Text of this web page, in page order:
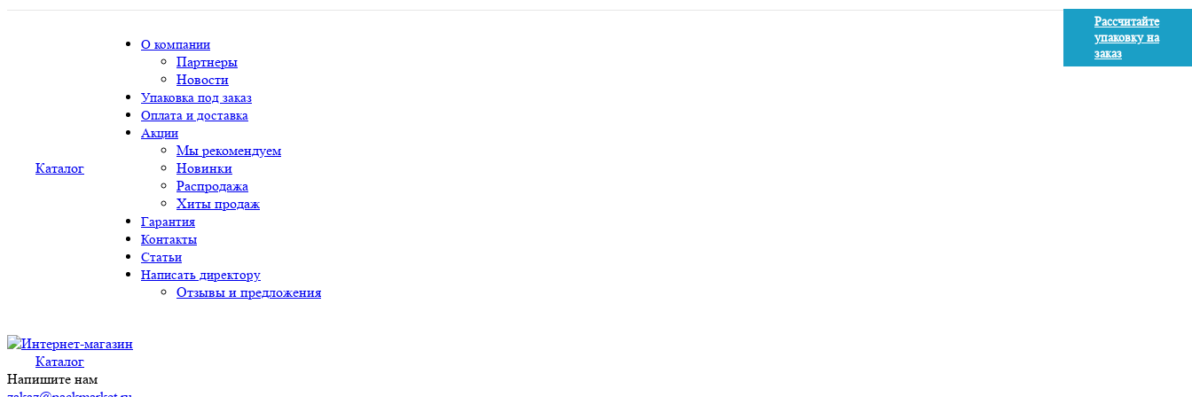
Каталог
О компании
Партнеры
Новости
Упаковка под заказ
Оплата и доставка
Акции
Мы рекомендуем
Новинки
Распродажа
Хиты продаж
Гарантия
Контакты
Статьи
Написать директору
Отзывы и предложения
Каталог
Напишите нам
Рассчитайте
упаковку на
заказ